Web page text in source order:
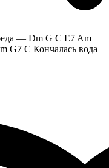
— Dm G C E7 Am
G7 C Кончалась вода